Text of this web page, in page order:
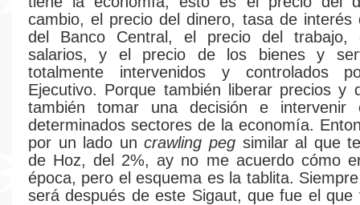
cambio, el precio del dinero, tasa de interés
del Banco Central, el precio del trabajo,
salarios, y el precio de los bienes y
totalmente intervenidos y controlados
Ejecutivo. Porque también liberar precios y
también tomar una decisión e
determinados sectores de la economía.
por un lado uncrawling peg similar al que
de Hoz, del 2%, ay no me acuerdo cómo
época, pero el esquema es la tablita.
será después de este Sigaut, que fue el que